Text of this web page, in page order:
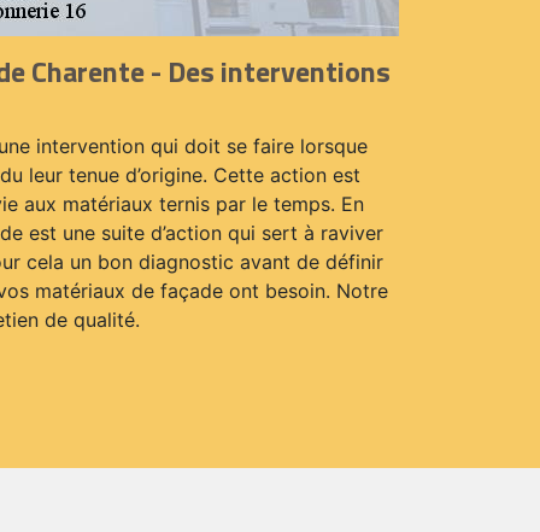
Charente - Des interventions
intervention qui doit se faire lorsque
leur tenue d’origine. Cette action est
aux matériaux ternis par le temps. En
est une suite d’action qui sert à raviver
cela un bon diagnostic avant de définir
matériaux de façade ont besoin. Notre
de qualité.